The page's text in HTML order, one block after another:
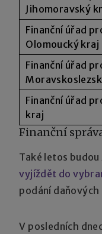
Jihomoravský
Finanční úřad
Olomoucký kraj
Finanční úřad
Finanční úřad
kraj
Finanční
Také letos
vyjíždět do
podání daňových
V posledních